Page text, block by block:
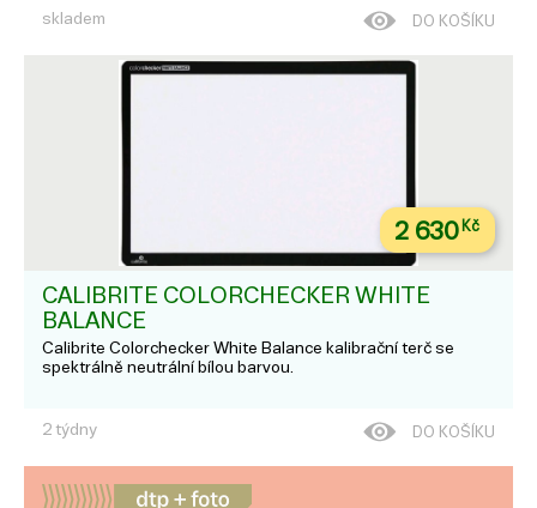
skladem
DO KOŠÍKU
2 630Kč
CALIBRITE COLORCHECKER WHITE
BALANCE
Calibrite Colorchecker White Balance kalibrační terč se
spektrálně neutrální bílou barvou.
2 týdny DO KOŠÍKU